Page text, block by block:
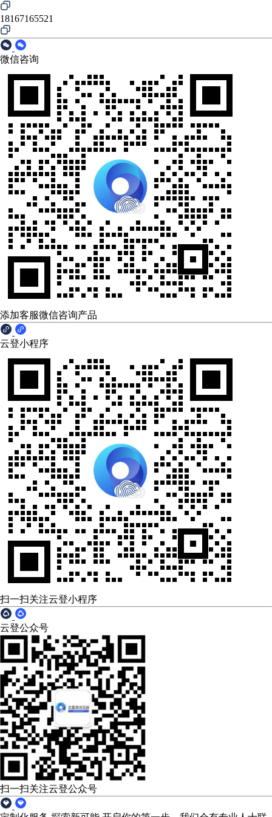
18167165521
微信咨询
添加客服微信咨询产品
云登小程序
扫一扫关注云登小程序
云登公众号
扫一扫关注云登公众号